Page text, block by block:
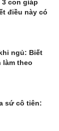
3 con giáp
điều này có
ngủ: Biết
theo
sứ cô tiên: